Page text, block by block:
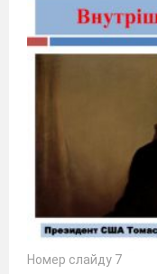
Номер слайду 7